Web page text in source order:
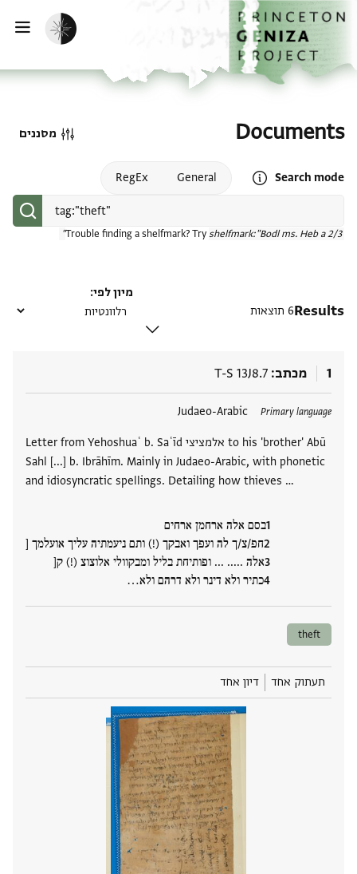
דילוג לתוכן
דף הבית
הפעלת מצב כהה
Documents
Search mode
Open search mode help
General
RegEx
Trouble finding a shelfmark? Try shelfmark:"Bodl ms. Heb a 2/3"
מסננים
Results6 תוצאות
מיון לפי
1 מכתב T-S 13J8.7
Primary language
Judaeo-Arabic
Letter from Yehoshuaʿ b. Saʿīd אלמציצי to his 'brother' Abū
Sahl [...] b. Ibrāhīm. Mainly in Judaeo-Arabic, with phonetic
and idiosyncratic spellings. Detailing how thieves …
בסם אלה ארחמן ארחים
חפ/צ/ך לה ועפך ואבקך (!) ותם ניעמתיה עליך אועלמך [
אלה ..... ... ופותיחת בליל ומבקוולי אלוצוצ (!) ק[
כתיר ולא דינר ולא דרהם ולא‮…
תגים
theft
תעתוק אחד דיון אחד